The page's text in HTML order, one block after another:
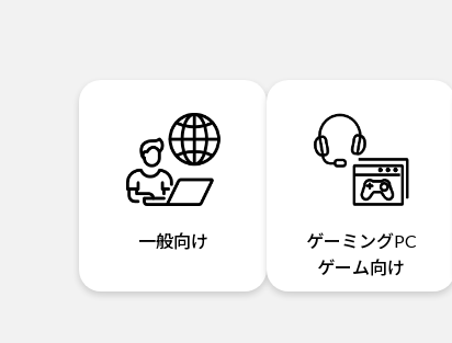
一般向け
ゲーミングPC
ゲーム向け